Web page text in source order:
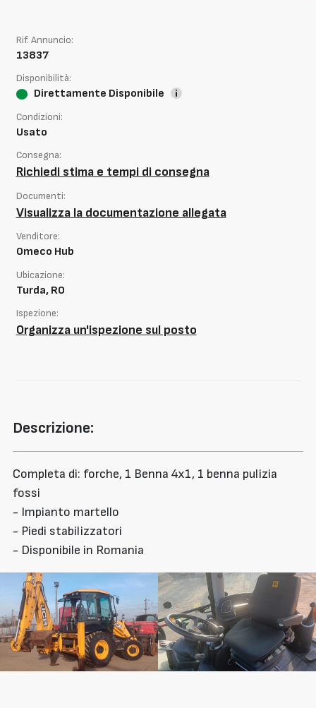
Descrizione:
Completa di: forche, 1 Benna 4x1, 1 benna pulizia
fossi
- Impianto martello
- Piedi stabilizzatori
- Disponibile in Romania
Rif. Annuncio:
13837
Disponibilità:
Direttamente Disponibile
Condizioni:
Usato
Consegna:
Richiedi stima e tempi di consegna
Documenti:
Visualizza la documentazione allegata
Venditore:
Omeco Hub
Ubicazione:
Turda, RO
Ispezione:
Organizza un'ispezione sul posto